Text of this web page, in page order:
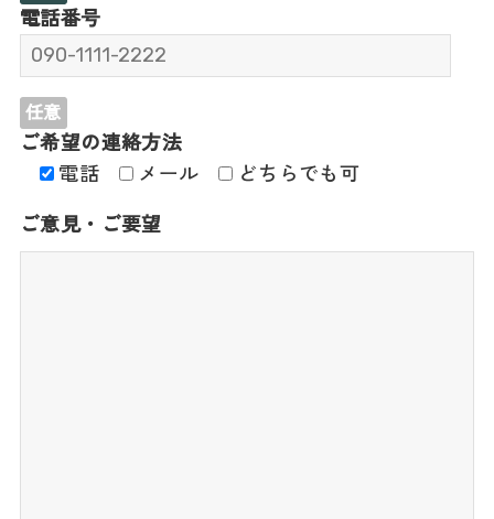
電話番号
任意
ご希望の連絡方法
電話
メール どちらでも可
ご意見・ご要望